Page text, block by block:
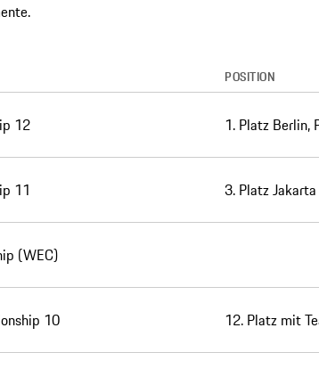
POSITION
12 1. Platz Berlin,
11 3. Platz
(WEC)
10 12. Platz mit